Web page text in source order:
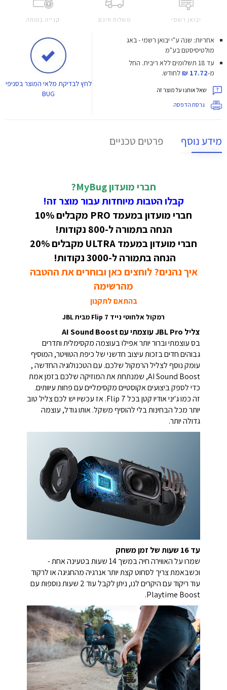
יבואן רשמי משלוח חינם קנייה בטוחה
אחריות: שנה ע"י יבואן רשמי - באג
מולטיסיסטם בע"מ
עד 18 תשלומים ללא ריבית.
החל
מ-17.72 ₪ לחודש.
שאל אותנו על מוצר זה
גרסת הדפסה
לחץלבדיקת מלאי המוצר בסניפי
BUG
מידע נוסף פרטים טכניים
חברי מועדון MyBug?
קבלו הטבות מיוחדות עבור מוצר זה!
חברי מועדון במעמד PRO מקבלים 10%
הנחה בתמורה ל-800 נקודות!
חברי מועדון במעמד ULTRA מקבלים 20%
הנחה בתמורה ל-3000 נקודות!
איך נהנים? לוחצים כאן ובוחרים את ההטבה
מהרשימה
בהתאם לתקנון
רמקול אלחוטי נייד Flip 7 מבית JBL
צליל JBL Pro עוצמתי עם AI Sound Boost
בס עוצמתי וברור יותר אפילו בעוצמה מקסימלית ותדרים
גבוהים חדים בזכות עיצוב חדשני של כיפת הטוויטר, המוסיף
עומק נוסף לצליל הרמקול שלכם. עם הטכנולוגיה החדשה ,
AI Sound Boost, שמנתחת את המוזיקה שלכם בזמן אמת
כדי לספק ביצועים אקוסטיים מקסימליים עם פחות עיוותים.
זה כמו ג'יני אודיו קטן בכל Flip 7. אז עכשיו יש לכם צליל טוב
יותר מכל הבחינות בלי להוסיף משקל. אותו גודל, עוצמה
גדולה יותר.
עד 16 שעות של זמן משחק
שמרו על האווירה חיה במשך 14 שעות בטעינה אחת -
וכשבאמת צריך לסחוט קצת יותר אנרגיה מהחגיגה או לרקוד
עוד ריקוד עם היקרים לנו, ניתן לקבל עוד 2 שעות נוספות עם
Playtime Boost.